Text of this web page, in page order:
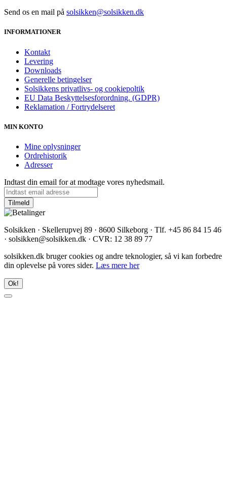
Send os en mail på solsikken@solsikken.dk
INFORMATIONER
Kontakt
Levering
Downloads
Generelle betingelser
Solsikkens privatlivs- og cookiepoltik
EU Data Beskyttelsesforordning. (GDPR)
Reklamation / Fortrydelseret
MIN KONTO
Mine oplysninger
Ordrehistorik
Adresser
Indtast din email for at modtage vores nyhedsmail.
Solsikken · Skellerupvej 89 · 8600 Silkeborg · Tlf. +45 86 84 15 46
· solsikken@solsikken.dk · CVR: 12 38 89 77
solsikken.dk bruger cookies og andre teknologier, så vi kan forbedre
din oplevelse på vores sider. Læs mere her
Ok!